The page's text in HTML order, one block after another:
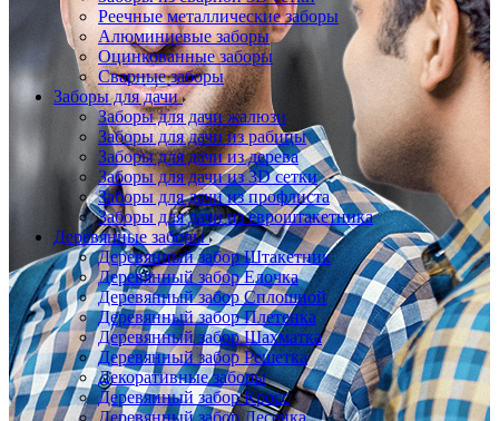
Реечные металлические заборы
Алюминиевые заборы
Оцинкованные заборы
Сварные заборы
Заборы для дачи
Заборы для дачи жалюзи
Заборы для дачи из рабицы
Заборы для дачи из дерева
Заборы для дачи из 3D сетки
Заборы для дачи из профлиста
Заборы для дачи из евроштакетника
Деревянные заборы
Деревянный забор Штакетник
Деревянный забор Елочка
Деревянный забор Сплошной
Деревянный забор Плетенка
Деревянный забор Шахматка
Деревянный забор Решетка
Декоративные заборы
Деревянный забор Кросс
Деревянный забор Лесенка